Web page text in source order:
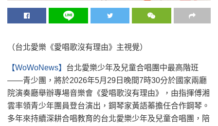
（台北愛樂《愛唱歌沒有理由》主視覺）
【WoWoNews】 台北愛樂少年及兒童合唱團中最高階班
——青少團，將於2026年5月29日晚間7時30分於國家兩廳
院演奏廳舉辦專場音樂會《愛唱歌沒有理由》，由指揮傅湘
雲率領青少年團員登台演出，鋼琴家黃語蓁擔任合作鋼琴。
多年來持續深耕合唱教育的台北愛樂少年及兒童合唱團，陪